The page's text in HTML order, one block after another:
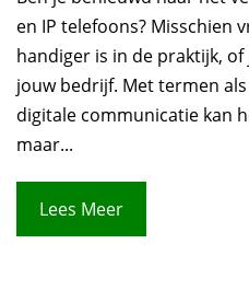
en IP telefoons? Misschien
handiger is in de praktijk,
jouw bedrijf. Met termen
digitale communicatie kan
maar...
Lees Meer